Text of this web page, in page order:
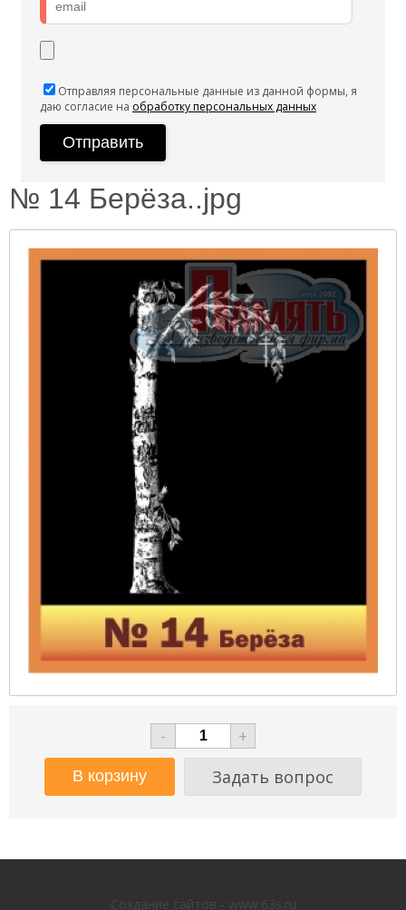
Отправляя персональные данные из данной формы, я
даю согласие на обработку персональных данных
№ 14 Берёза..jpg
-
+
Задать вопрос
Создание сайтов - www.63s.ru